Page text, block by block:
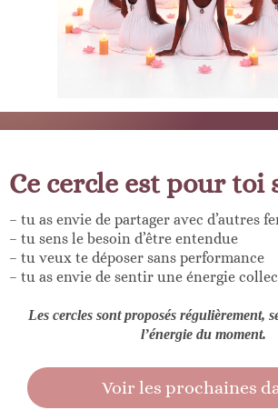
Ce cercle est pour toi
– tu as envie de partager avec d’autres
– tu sens le besoin d’être entendue
– tu veux te déposer sans performance
– tu as envie de sentir une énergie
Les cercles sont proposés régulièrement,
l’énergie du moment.
Voir les prochaines